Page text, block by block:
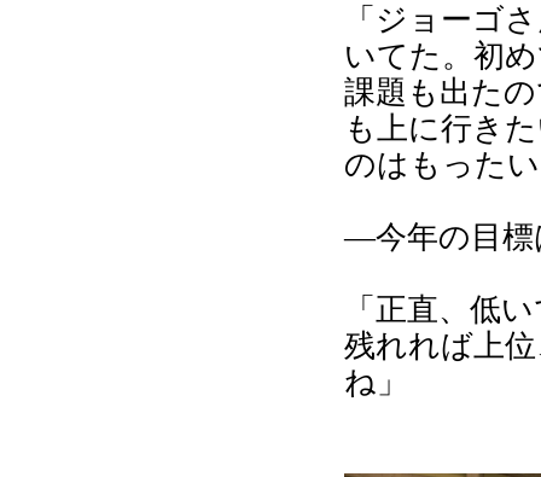
「ジョーゴ
いてた。初
課題も出た
も上に行き
のはもった
―今年の目標
「正直、低
残れれば上
ね」